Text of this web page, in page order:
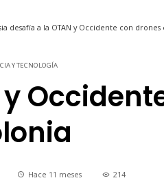
desafía a la OTAN y Occidente con drones
Y TECNOLOGÍA
Hace 11 meses 214